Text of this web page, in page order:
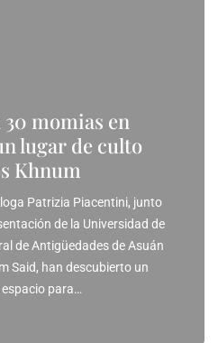
momias en
lugar de culto
Khnum
Patrizia Piacentini, junto
de la Universidad de
de Antigüedades de Asuán
Said, han descubierto un
para…